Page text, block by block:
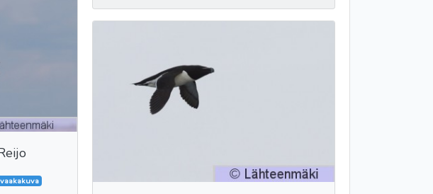
vaakakuva